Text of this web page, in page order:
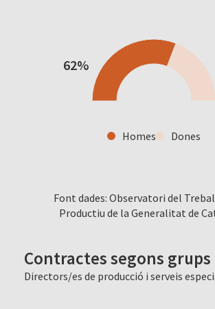
62%
Homes Dones
Font dades: Observatori del
Productiu de la Generalitat de
Contractes segons grups
Directors/es de producció i serveis